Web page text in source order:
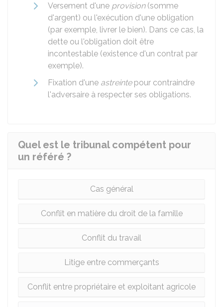
Versement d'une provision(somme
d'argent) ou l'exécution d'une obligation
(par exemple, livrer le bien). Dans ce cas, la
dette ou l'obligation doit être
incontestable (existence d'un contrat par
exemple).
Fixation d'une astreintepour contraindre
l'adversaire à respecter ses obligations.
Quel est le tribunal compétent pour
un référé ?
Cas général
Conflit en matière du droit de la famille
Conflit du travail
Litige entre commerçants
Conflit entre propriétaire et exploitant agricole